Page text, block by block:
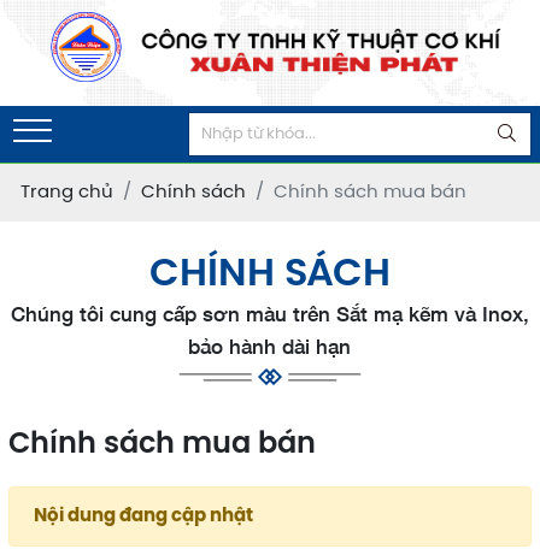
Trang chủ Chính sách Chính sách mua bán
CHÍNH SÁCH
Chúng tôi cung cấp sơn màu trên Sắt mạ kẽm và Inox,
bảo hành dài hạn
Chính sách mua bán
Nội dung đang cập nhật